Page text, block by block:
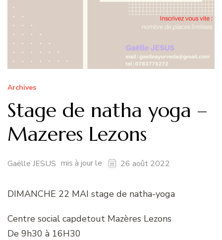
Archives
Stage de natha yoga –
Mazeres Lezons
Gaëlle JESUS mis à jour le 26 août 2022
DIMANCHE 22 MAI stage de natha-yoga
Centre social capdetout Mazères Lezons
De 9h30 à 16H30